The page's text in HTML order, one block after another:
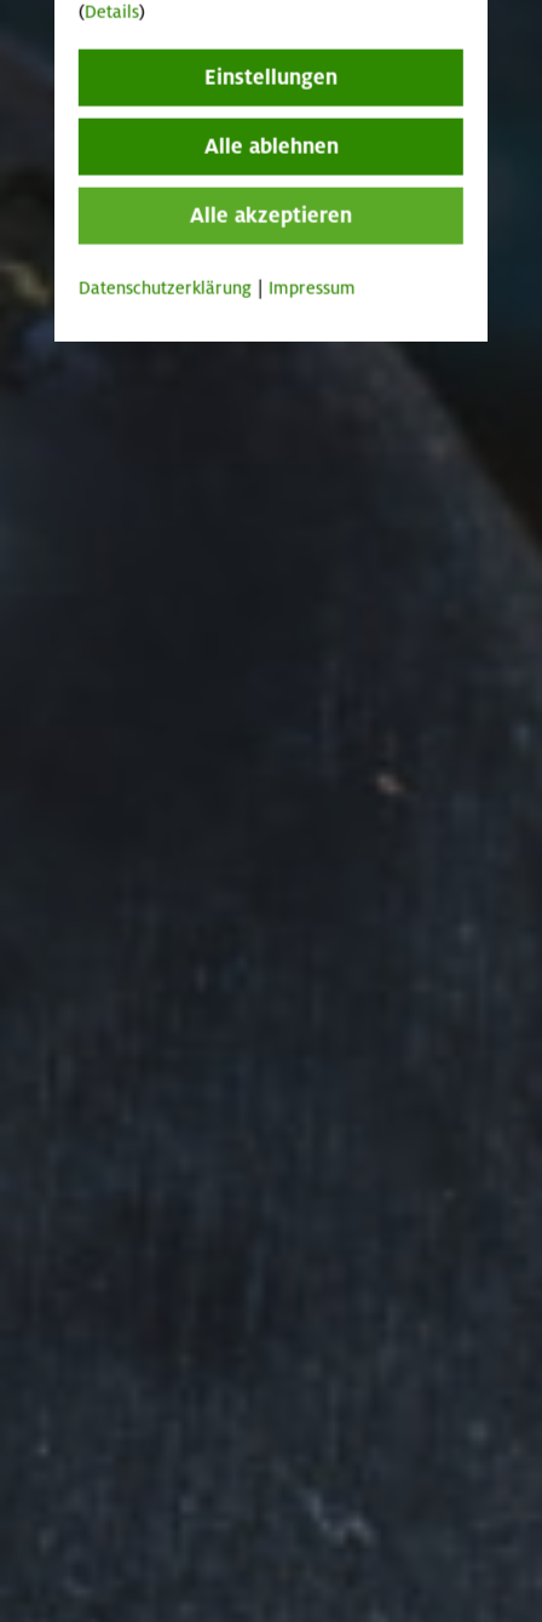
(Details)
Einstellungen
Alle ablehnen
Alle akzeptieren
Datenschutzerklärung Impressum